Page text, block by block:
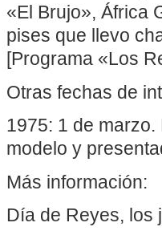
«El Brujo», África
pises que llevo
[Programa «Los
Otras fechas de
1975: 1 de
modelo y
Más información:
Día de Reyes, los